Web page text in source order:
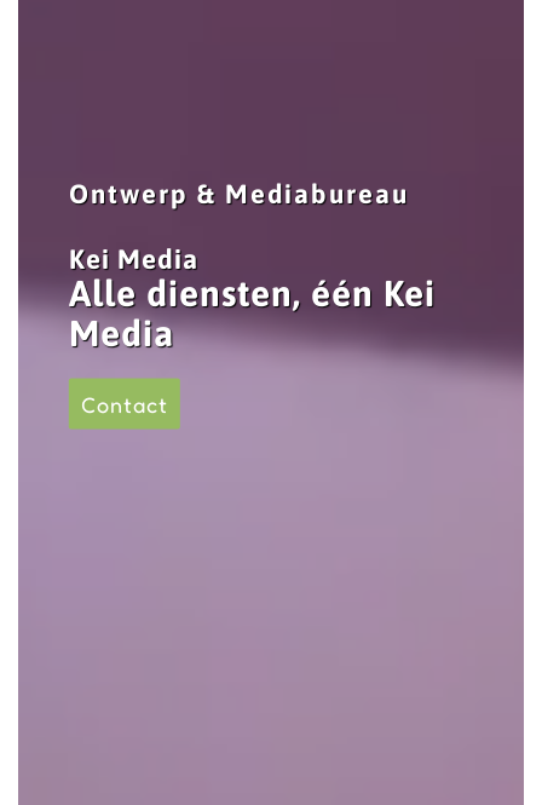
Ontwerp & Mediabureau
Kei Media
Alle diensten, één Kei
Media
Contact